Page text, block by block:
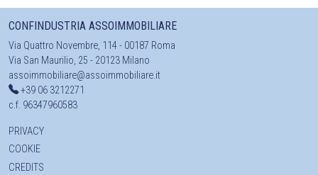
CONFINDUSTRIA ASSOIMMOBILIARE
Via Quattro Novembre, 114 - 00187 Roma
Via San Maurilio, 25 - 20123 Milano
assoimmobiliare@assoimmobiliare.it
+39 06 3212271
c.f. 96347960583
PRIVACY
COOKIE
CREDITS